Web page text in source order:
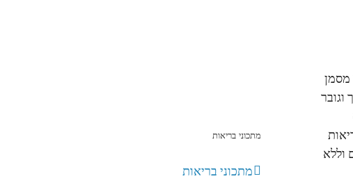
מסמן
וגובר
וללא
מתכוני בריאות
מתכוני בריאות